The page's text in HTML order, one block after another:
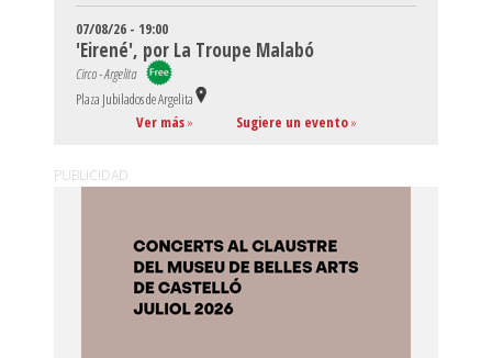
07/08/26 - 19:00
'Eirené', por La Troupe Malabó
Circo - Argelita
Plaza Jubilados de Argelita
Ver más» Sugiere un evento»
PUBLICIDAD